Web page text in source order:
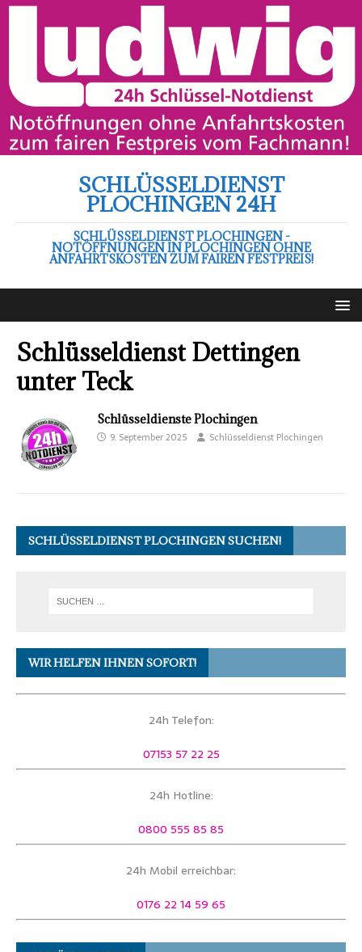
SCHLÜSSELDIENST
PLOCHINGEN 24H
SCHLÜSSELDIENST PLOCHINGEN -
NOTÖFFNUNGEN IN PLOCHINGEN OHNE
ANFAHRTSKOSTEN ZUM FAIREN FESTPREIS!
Schlüsseldienst Dettingen
unter Teck
Schlüsseldienste Plochingen
9. September 2025 Schlüsseldienst Plochingen
SCHLÜSSELDIENST PLOCHINGEN SUCHEN!
WIR HELFEN IHNEN SOFORT!
24h Telefon:
07153 57 22 25
24h Hotline:
0800 555 85 85
24h Mobil erreichbar:
0176 22 14 59 65